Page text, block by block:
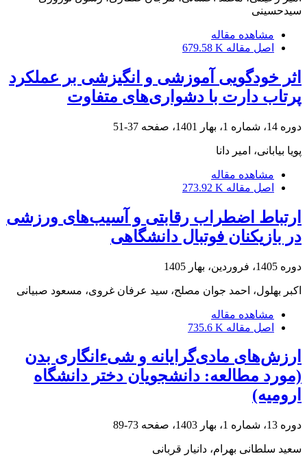
سیدحسینی
مشاهده مقاله
اصل مقاله 679.58 K
اثر خودگویی آموزشی و انگیزشی بر عملکرد
پرتاب دارت با دشواری‌های متفاوت
دوره 14، شماره 1، بهار 1401، صفحه 37-51
پویا بیابانی، امیر دانا
مشاهده مقاله
اصل مقاله 273.92 K
ارتباط اضطراب رقابتی و آسیب‌های ورزشی
در بازیکنان فوتبال دانشگاهی
دوره 1405، فروردین، بهار 1405
اکبر بهلول، احمد جوان مصلح، سید عرفان غروی، مسعود صبیانی
مشاهده مقاله
اصل مقاله 735.6 K
ارزش‌های مادی‌گرایانه و شی‌ءانگاری بدن
(مورد مطالعه: دانشجویان دختر دانشگاه
ارومیه)
دوره 13، شماره 1، بهار 1403، صفحه 73-89
سعید سلطانی بهرام، دانیار قربانی